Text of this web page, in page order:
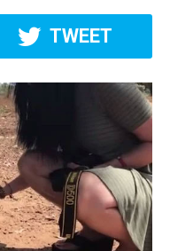
TWEET